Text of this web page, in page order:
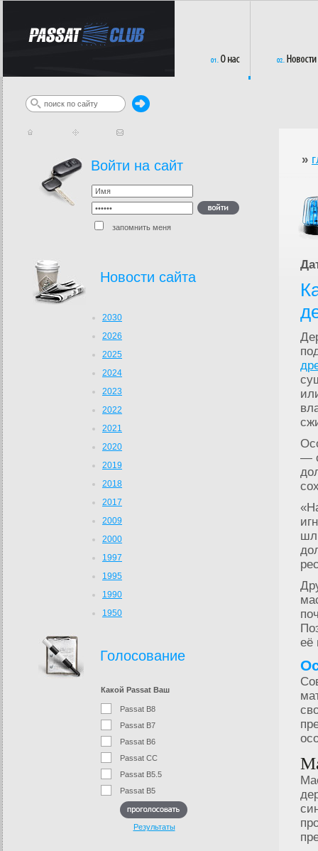
Войти на сайт
запомнить меня
Новости сайта
2030
2026
2025
2024
2023
2022
2021
2020
2019
2018
2017
2009
2000
1997
1995
1990
1950
Голосование
Какой Passat Ваш
Passat B8
Passat B7
Passat B6
Passat CC
Passat B5.5
Passat B5
Результаты
»
—
её